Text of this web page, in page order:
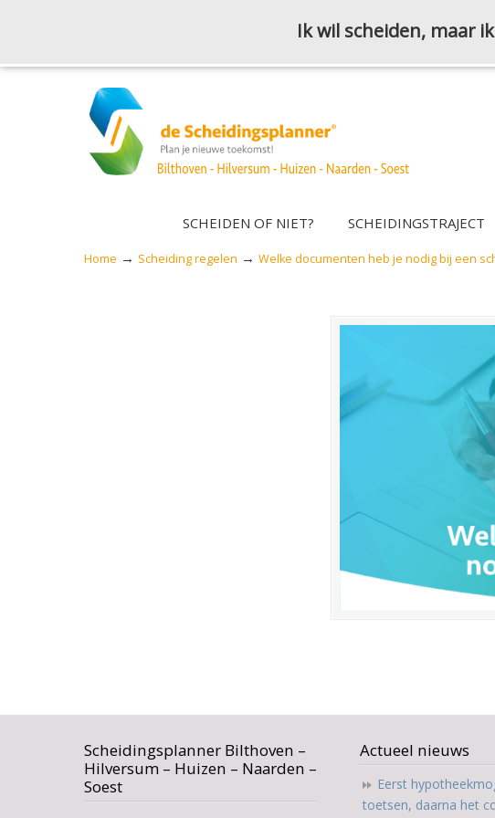
SCHEIDEN OF NIET? SCHEIDINGSTRAJECT
Home → Scheiding regelen → Welke documenten heb je nodig bij een
Scheidingsplanner Bilthoven –
Hilversum – Huizen – Naarden –
Soest
Actueel nieuws
Eerst
toetsen, daarna het
Ik wil scheiden, maar